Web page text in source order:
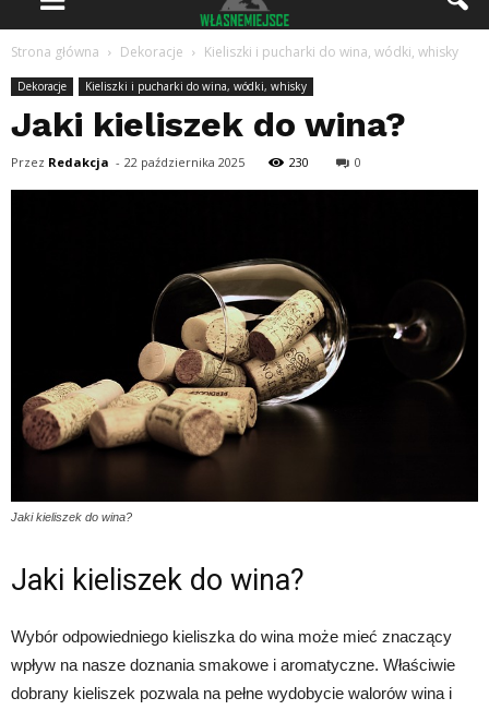
Strona główna Dekoracje Kieliszki i pucharki do wina, wódki, whisky
Dekoracje Kieliszki i pucharki do wina, wódki, whisky
Jaki kieliszek do wina?
Przez Redakcja - 22 października 2025 230 0
Jaki kieliszek do wina?
Jaki kieliszek do wina?
Wybór odpowiedniego kieliszka do wina może mieć znaczący
wpływ na nasze doznania smakowe i aromatyczne. Właściwie
dobrany kieliszek pozwala na pełne wydobycie walorów wina i